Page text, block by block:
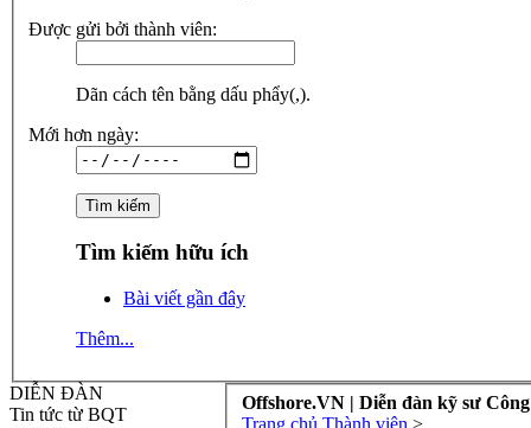
Được gửi bởi thành viên:
Dãn cách tên bằng dấu phẩy(,).
Mới hơn ngày:
Tìm kiếm hữu ích
Bài viết gần đây
Thêm...
DIỄN ĐÀN
Tin tức từ BQT
Offshore.VN | Diễn đàn kỹ sư
Trang chủ Thành viên >